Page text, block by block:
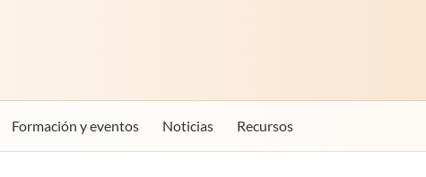
Formación y eventos Noticias Recursos